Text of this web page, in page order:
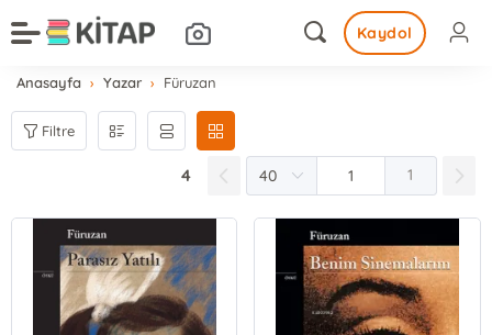
Kaydol
Anasayfa Yazar Füruzan
Filtre
4 1